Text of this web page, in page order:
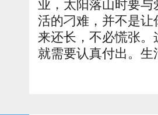
业，太阳落山时要
活的刁难，并不是
来还长，不必慌张
就需要认真付出。